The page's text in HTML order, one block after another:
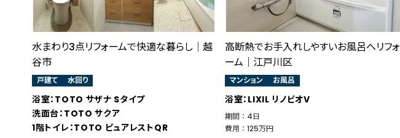
水まわり3点リフォームで快適な暮らし│越
谷市
戸建て 水回り
浴室：TOTO サザナ Sタイプ
洗面台：TOTO サクア
1階トイレ：TOTO ピュアレストQR
高断熱でお手入れしやすいお風呂へリフォ
ーム｜江戸川区
マンション お風呂
浴室：LIXIL リノビオV
期間 ： 4日
費用 ： 125万円